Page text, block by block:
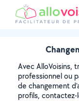
Avec AlloVoisins,
professionnel ou
de changement
profils,